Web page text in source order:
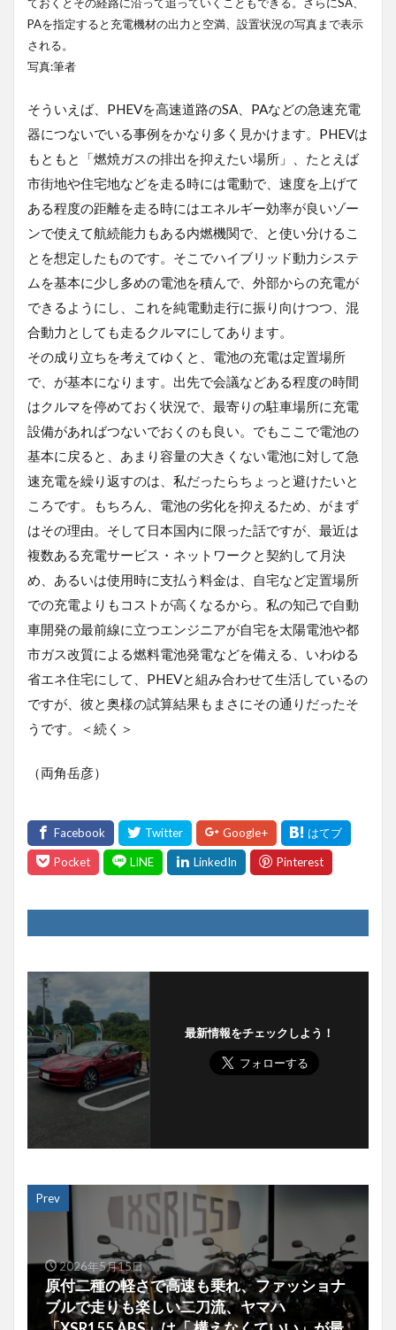
ておくとその経路に沿って追っていくこともできる。さらにSA、
PAを指定すると充電機材の出力と空満、設置状況の写真まで表示
される。
写真:筆者
そういえば、PHEVを高速道路のSA、PAなどの急速充電
器につないでいる事例をかなり多く見かけます。PHEVは
もともと「燃焼ガスの排出を抑えたい場所」、たとえば
市街地や住宅地などを走る時には電動で、速度を上げて
ある程度の距離を走る時にはエネルギー効率が良いゾー
ンで使えて航続能力もある内燃機関で、と使い分けるこ
とを想定したものです。そこでハイブリッド動力システ
ムを基本に少し多めの電池を積んで、外部からの充電が
できるようにし、これを純電動走行に振り向けつつ、混
合動力としても走るクルマにしてあります。
その成り立ちを考えてゆくと、電池の充電は定置場所
で、が基本になります。出先で会議などある程度の時間
はクルマを停めておく状況で、最寄りの駐車場所に充電
設備があればつないでおくのも良い。でもここで電池の
基本に戻ると、あまり容量の大きくない電池に対して急
速充電を繰り返すのは、私だったらちょっと避けたいと
ころです。もちろん、電池の劣化を抑えるため、がまず
はその理由。そして日本国内に限った話ですが、最近は
複数ある充電サービス・ネットワークと契約して月決
め、あるいは使用時に支払う料金は、自宅など定置場所
での充電よりもコストが高くなるから。私の知己で自動
車開発の最前線に立つエンジニアが自宅を太陽電池や都
市ガス改質による燃料電池発電などを備える、いわゆる
省エネ住宅にして、PHEVと組み合わせて生活しているの
ですが、彼と奥様の試算結果もまさにその通りだったそ
うです。＜続く＞
（両角岳彦）
最新情報をチェックしよう！
Prev
2026年5月15日
原付二種の軽さで高速も乗れ、ファッショナ
ブルで走りも楽しい二刀流、ヤマハ